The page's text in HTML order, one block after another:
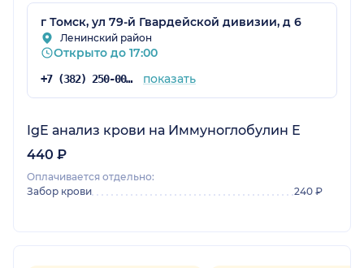
г Томск, ул 79-й Гвардейской дивизии, д 6
Ленинский район
Открыто до 17:00
+7 (382) 250-00-48 показать
IgE анализ крови на Иммуноглобулин Е
440 ₽
Оплачивается отдельно:
Забор крови
240 ₽